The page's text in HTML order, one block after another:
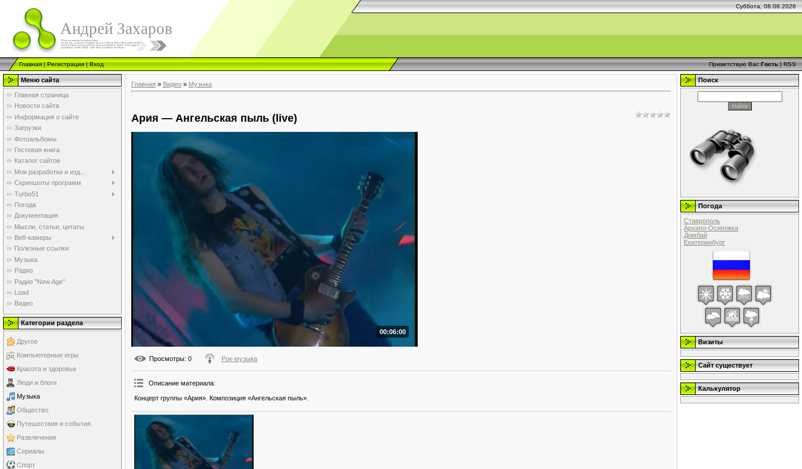
Суббота, 08.08.2026
Андрей Захаров
Главная|Регистрация|Вход Приветствую Вас Гость|RSS
Меню сайта
Главная страница
Новости сайта
Информация о сайте
Загрузки
Фотоальбомы
Гостевая книга
Каталог сайтов
Мои разработки и изд...
Скриншоты программ
Turbo51
Погода
Документация
Мысли, статьи, цитаты
Веб-камеры
Полезные ссылки
Музыка
Радио
Радио "New Age"
Load
Видео
Категории раздела
Другое
Компьютерные игры
Красота и здоровье
Люди и блоги
Музыка
Общество
Путешествия и события
Развлечения
Сериалы
Спорт
Главная » Видео » Музыка
Ария — Ангельская пыль (live)
00:06:00
Просмотры: 0 Рок-музыка
Описание материала:
Концерт группы «Ария». Композиция «Ангельская пыль».
Поиск
Погода
Ставрополь
Архипо-Осиповка
Домбай
Екатеринбург
Визиты
Сайт существует
Калькулятор